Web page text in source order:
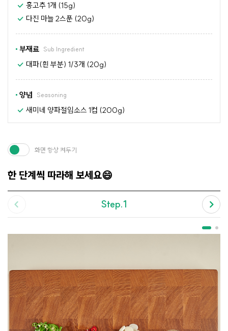
홍고추 1개 (15g)
다진 마늘 2스푼 (20g)
부재료 Sub Ingredient
대파(흰 부분) 1/3개 (20g)
양념 Seasoning
새미네 양파절임소스 1컵 (200g)
한 단계씩 따라해 보세요😄
화면 항상 켜두기
Step.1